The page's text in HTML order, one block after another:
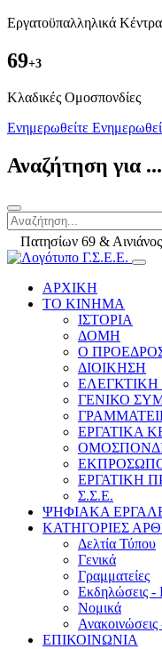
Εργατοϋπαλληλικά Κέντρα
69+3
Kλαδικές Ομοσπονδίες
Ενημερωθείτε
Αναζήτηση για
Πατησίων 69 &
ΑΡΧΙΚΗ
ΤΟ ΚΙΝΗΜΑ
ΙΣΤΟΡΙΑ
ΔΟΜΗ
Ο
ΔΙΟΙΚΗΣΗ
ΓΕΝΙΚΟ
ΕΡΓΑΤΙΚΑ
ΕΡΓΑΤΙΚΗ
Σ.Σ.Ε.
ΨΗΦΙΑΚΑ
ΚΑΤΗΓΟΡΙΕΣ
Δελτία Τύπου
Γενικά
Γραμματείες
Εκδηλώσεις -
Νομικά
Ανακοινώσεις
ΕΠΙΚΟΙΝΩΝΙΑ